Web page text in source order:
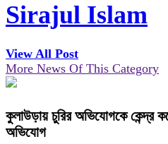
Sirajul Islam
View All Post
More News Of This Category
কুলাউড়ায় চুরির অভিযোগকে কেন্দ্র
অভিযোগ